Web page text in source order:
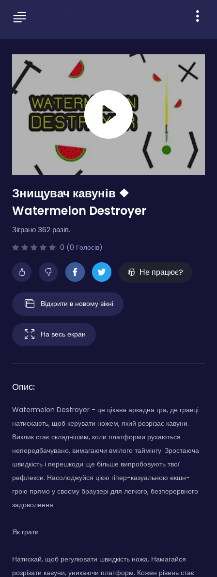
Знищувач кавунів ❖
Watermelon Destroyer
Зіграно 362 разів.
0 (0 Голосів)
Не працює?
Відкрити в новому вікні
На весь екран
Опис:
Watermelon Destroyer - це цікава аркадна гра, де гравці
натискають, щоб керувати ножем, який розрізає кавуни.
Виклик стає складнішим, коли платформи рухаються
непередбачувано, вимагаючи вмілого таймінгу. Зростаюча
швидкість і перешкоди ще більше випробовують твої
рефлекси. Насолоджуйся цією гіпер-казуальною екшн-
грою прямо у своєму браузері для легкого, безперервного
задоволення.
Як грати
Натискай, щоб регулювати швидкість ножа. Намагайся
розрізати кавуни, уникаючи платформ. Кожен рівень стає